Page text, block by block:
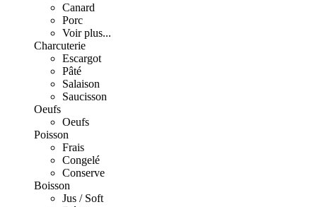
Canard
Porc
Voir plus...
Charcuterie
Escargot
Pâté
Salaison
Saucisson
Oeufs
Oeufs
Poisson
Frais
Congelé
Conserve
Boisson
Jus / Soft